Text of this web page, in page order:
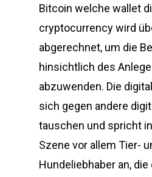
Bitcoin welche wallet
сryptocurrency wird
abgerechnet, um die
hinsichtlich des
abzuwenden. Die
sich gegen andere
tauschen und spricht
Szene vor allem Tier-
Hundeliebhaber an,